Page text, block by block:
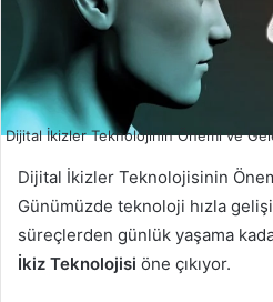
Dijital İkizler Teknolojinin Önemi ve
Dijital İkizler Teknolojisinin
Günümüzde teknoloji hızla
süreçlerden günlük yaşama
İkiz Teknolojisi öne çıkıyor.